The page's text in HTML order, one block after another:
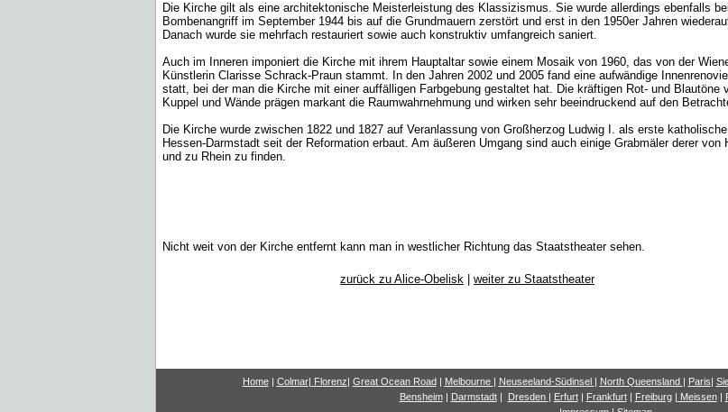
Die Kirche gilt als eine architektonische Meisterleistung des Klassizismus. Sie wurde allerdings ebenfalls
Bombenangriff im September 1944 bis auf die Grundmauern zerstört und erst in den 1950er Jahren
Danach wurde sie mehrfach restauriert sowie auch konstruktiv umfangreich saniert.
Auch im Inneren imponiert die Kirche mit ihrem Hauptaltar sowie einem Mosaik von 1960, das von der
Künstlerin Clarisse Schrack-Praun stammt. In den Jahren 2002 und 2005 fand eine aufwändige
statt, bei der man die Kirche mit einer auffälligen Farbgebung gestaltet hat. Die kräftigen Rot- und Blautöne
Kuppel und Wände prägen markant die Raumwahrnehmung und wirken sehr beeindruckend auf den
Die Kirche wurde zwischen 1822 und 1827 auf Veranlassung von Großherzog Ludwig I. als erste
Hessen-Darmstadt seit der Reformation erbaut. Am äußeren Umgang sind auch einige Grabmäler derer von
und zu Rhein zu finden.
Nicht weit von der Kirche entfernt kann man in westlicher Richtung das Staatstheater sehen.
zurück zu Alice-Obelisk weiter zu Staatstheater
Home| Colmar| Florenz| Great Ocean Road| Melbourne | Neuseeland-Südinsel | North Queensland | Paris|
Bensheim| Darmstadt| Dresden | Erfurt| Frankfurt| Freiburg| Meissen|